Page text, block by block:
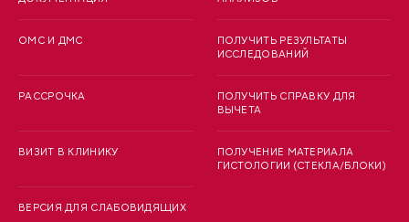
ОМС И ДМС
РАССРОЧКА
ВИЗИТ В КЛИНИКУ
ВЕРСИЯ ДЛЯ СЛАБОВИДЯЩИХ
ПОЛУЧИТЬ РЕЗУЛЬТАТЫ
ИССЛЕДОВАНИЙ
ПОЛУЧИТЬ СПРАВКУ ДЛЯ
ВЫЧЕТА
ПОЛУЧЕНИЕ МАТЕРИАЛА
ГИСТОЛОГИИ (СТЕКЛА/БЛОКИ)